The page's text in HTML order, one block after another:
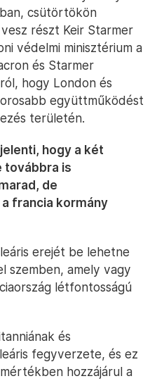
csütörtökön
részt Keir Starmer
védelmi minisztérium a
és Starmer
hogy London és
együttműködést
területén.
hogy a két
továbbra is
de
francia kormány
erejét be lehetne
szemben, amely vagy
létfontosságú
és
fegyverzete, és ez
hozzájárul a